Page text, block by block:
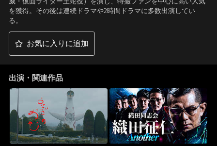
を獲得。その後は連続ドラマや2時間ドラマに多数出演してい
る。
お気に入りに追加
出演・関連作品